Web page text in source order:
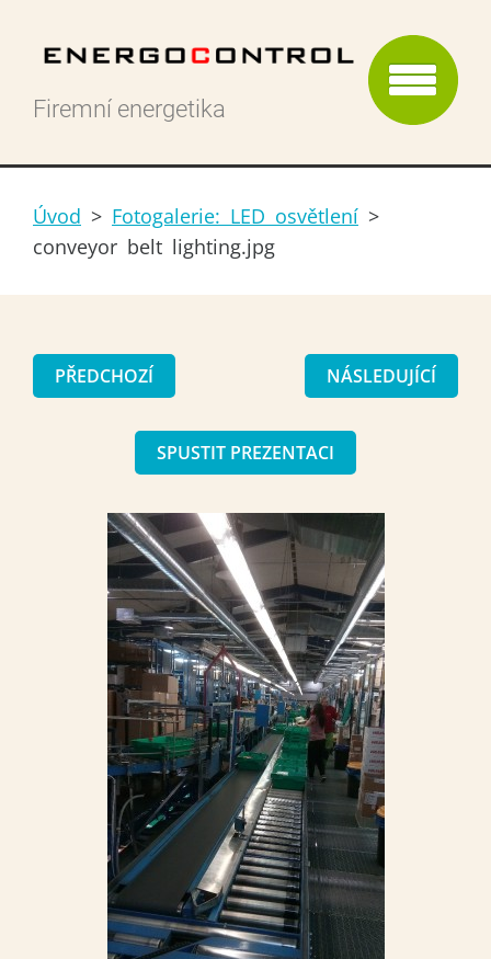
Firemní energetika
Úvod > Fotogalerie: LED osvětlení >
conveyor belt lighting.jpg
PŘEDCHOZÍ NÁSLEDUJÍCÍ
SPUSTIT PREZENTACI